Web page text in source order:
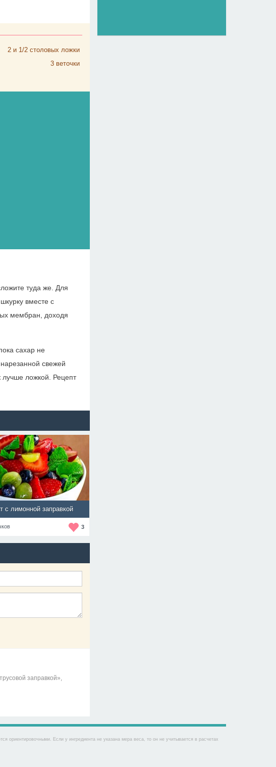
2 и 1/2 столовых ложки
3 веточки
туда же. Для
вместе с
мембран, доходя
сахар не
свежей
лучше ложкой. Рецепт
с лимонной заправкой
3
заправкой»,
ориентировочными. Если у ингредиента не указана мера веса, то он не учитывается в расчетах